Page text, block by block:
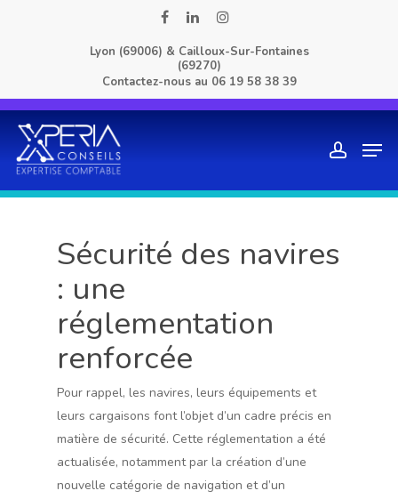
facebooklinkedininstagram
Lyon (69006) & Cailloux-Sur-Fontaines
(69270)
Contactez-nous au 06 19 58 38 39
Sécurité des navires
: une
réglementation
renforcée
Pour rappel, les navires, leurs équipements et
leurs cargaisons font l’objet d’un cadre précis en
matière de sécurité. Cette réglementation a été
actualisée, notamment par la création d’une
nouvelle catégorie de navigation et d’un